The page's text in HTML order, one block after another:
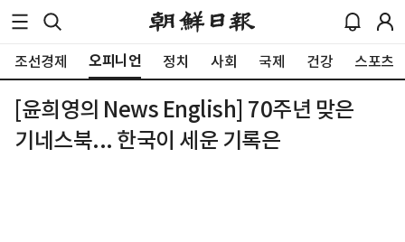
조선경제 오피니언 정치 사회 국제 건강 스포츠
[윤희영의 News English] 70주년 맞은
기네스북... 한국이 세운 기록은